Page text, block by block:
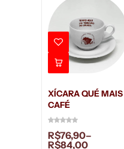
XÍCARA QUÉ MAIS
CAFÉ
R$76,90–
R$84,00